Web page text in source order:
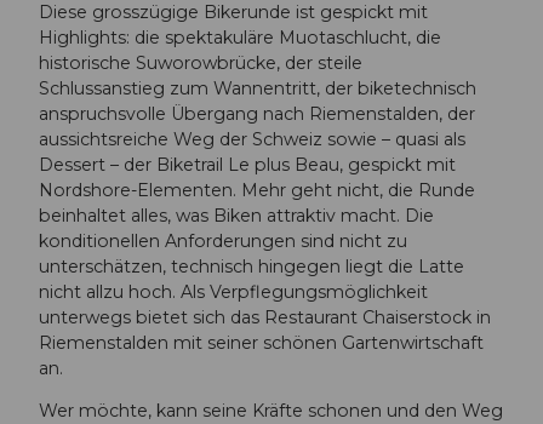
Diese grosszügige Bikerunde ist gespickt mit
Highlights: die spektakuläre Muotaschlucht, die
historische Suworowbrücke, der steile
Schlussanstieg zum Wannentritt, der biketechnisch
anspruchsvolle Übergang nach Riemenstalden, der
aussichtsreiche Weg der Schweiz sowie – quasi als
Dessert – der Biketrail Le plus Beau, gespickt mit
Nordshore-Elementen. Mehr geht nicht, die Runde
beinhaltet alles, was Biken attraktiv macht. Die
konditionellen Anforderungen sind nicht zu
unterschätzen, technisch hingegen liegt die Latte
nicht allzu hoch. Als Verpflegungsmöglichkeit
unterwegs bietet sich das Restaurant Chaiserstock in
Riemenstalden mit seiner schönen Gartenwirtschaft
an.
Wer möchte, kann seine Kräfte schonen und den Weg